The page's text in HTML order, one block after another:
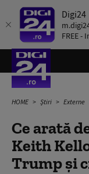
Digi24
FREE -
HOME Știri Externe
Ce arată
Keith
Trump și